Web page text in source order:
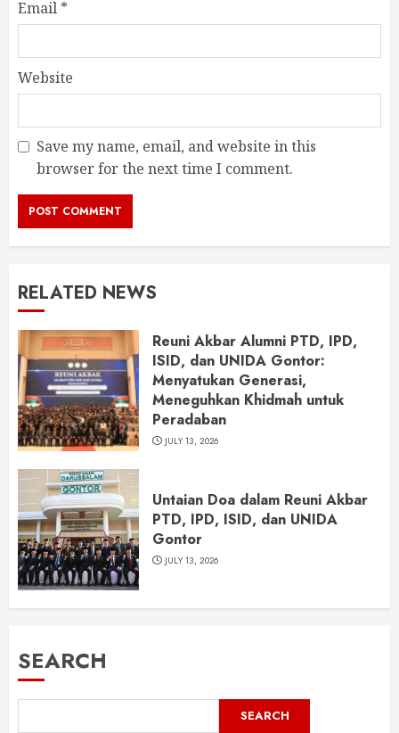
Email *
Website
Save my name, email, and website in this
browser for the next time I comment.
RELATED NEWS
Reuni Akbar Alumni PTD, IPD,
ISID, dan UNIDA Gontor:
Menyatukan Generasi,
Meneguhkan Khidmah untuk
Peradaban
JULY 13, 2026
Untaian Doa dalam Reuni Akbar
PTD, IPD, ISID, dan UNIDA
Gontor
JULY 13, 2026
SEARCH
SEARCH